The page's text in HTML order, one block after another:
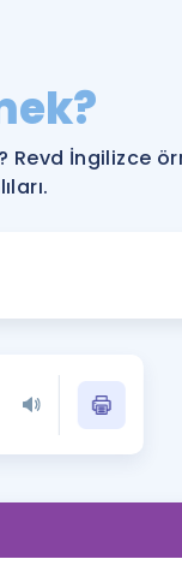
YDS ve YÖKDİL
Rehberlik Aracı
YDS ve YÖKDİL'e
Tüm ÖSYM
Blog
YDS - YÖKDİL
İngilizce Gramer
Revd İngilizce